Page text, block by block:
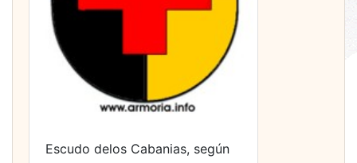
Escudo delos Cabanias, según